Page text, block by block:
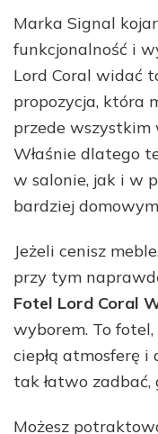
Marka Signal
funkcjonalność i
Lord Coral widać
propozycja, która
przede wszystkim
Właśnie dlatego
w salonie, jak i w
bardziej
Jeżeli cenisz
przy tym
Fotel Lord Coral
wyborem. To
ciepłą atmosferę
tak łatwo
Możesz